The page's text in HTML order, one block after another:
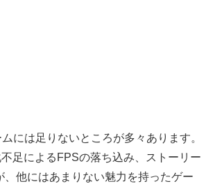
には足りないところが多々あります。
足によるFPSの落ち込み、ストーリー
、他にはあまりない魅力を持ったゲー